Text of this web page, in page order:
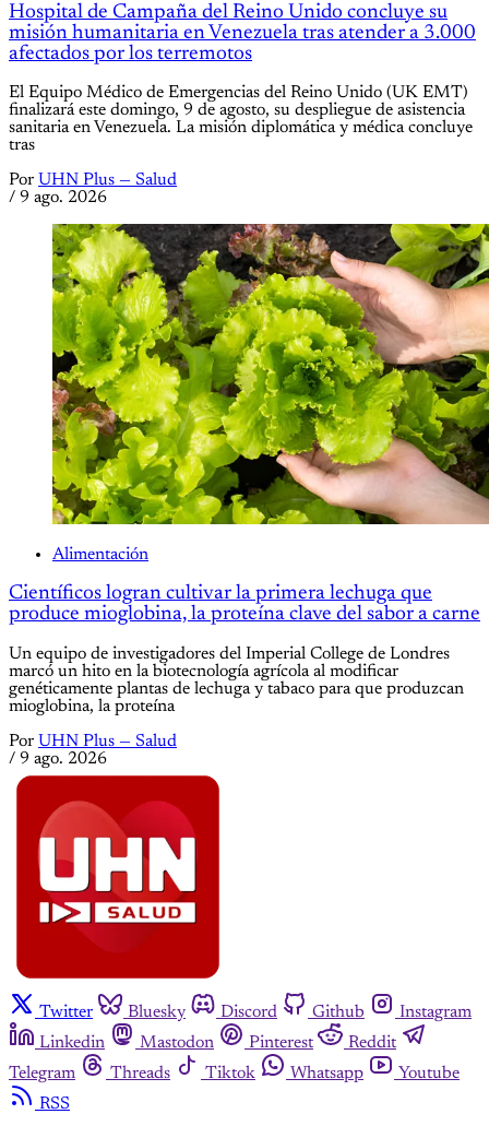
Hospital de Campaña del Reino Unido concluye su
misión humanitaria en Venezuela tras atender a 3.000
afectados por los terremotos
El Equipo Médico de Emergencias del Reino Unido (UK EMT)
finalizará este domingo, 9 de agosto, su despliegue de asistencia
sanitaria en Venezuela. La misión diplomática y médica concluye
tras
Por UHN Plus — Salud
/ 9 ago. 2026
Alimentación
Científicos logran cultivar la primera lechuga que
produce mioglobina, la proteína clave del sabor a carne
Un equipo de investigadores del Imperial College de Londres
marcó un hito en la biotecnología agrícola al modificar
genéticamente plantas de lechuga y tabaco para que produzcan
mioglobina, la proteína
Por UHN Plus — Salud
/ 9 ago. 2026
Twitter Bluesky Discord Github
Instagram
Linkedin
Mastodon Pinterest
Reddit
Telegram
Threads Tiktok Whatsapp
Youtube
RSS